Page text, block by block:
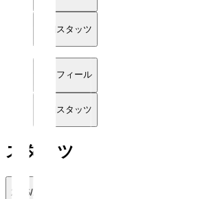
詳細スタッツ
プロフィール
詳細スタッツ
スタッツ
2026/27